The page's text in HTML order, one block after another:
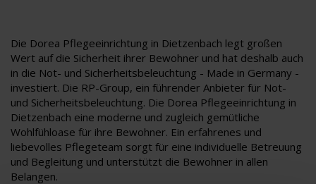
Die Dorea Pflegeeinrichtung in Dietzenbach legt großen
Wert auf die Sicherheit ihrer Bewohner und hat deshalb auch
in die Not- und Sicherheitsbeleuchtung - Made in Germany -
investiert. Die RP-Group, ein führender Anbieter für Not-
und Sicherheitsbeleuchtung. Die Dorea Pflegeeinrichtung in
Dietzenbach eine moderne und zugleich gemütliche
Wohlfühloase für ihre Bewohner. Ein erfahrenes und
liebevolles Pflegeteam sorgt für eine individuelle Betreuung
und Begleitung und unterstützt die Bewohner in allen
Belangen.